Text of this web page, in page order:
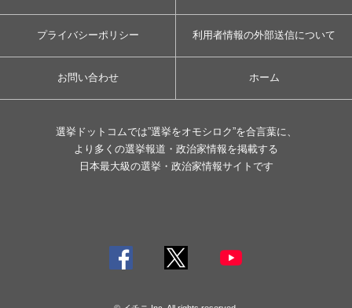
プライバシーポリシー 利用者情報の外部送信について
お問い合わせ ホーム
選挙ドットコムでは”選挙をオモシロク”を合言葉に、
より多くの選挙報道・政治家情報を掲載する
日本最大級の選挙・政治家情報サイトです